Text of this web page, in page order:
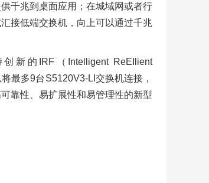
千兆到桌面应用；在城域网或者行
接低端交换机，向上可以通过千兆
新的IRF（Intelligent ReEIlient
最多9台S5120V3-LI交换机连接，
靠性、易扩展性和易管理性的新型